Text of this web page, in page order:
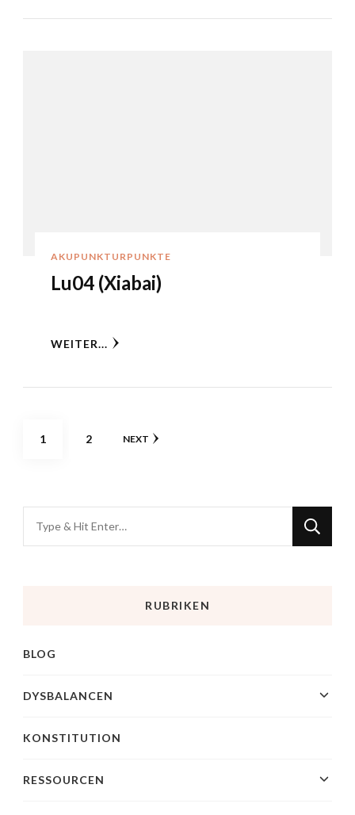
AKUPUNKTURPUNKTE
Lu04 (Xiabai)
WEITER...
1 2 NEXT
RUBRIKEN
BLOG
DYSBALANCEN
KONSTITUTION
RESSOURCEN